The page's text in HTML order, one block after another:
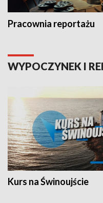
Pracownia reportażu
WYPOCZYNEK I
Kurs na Świnoujście